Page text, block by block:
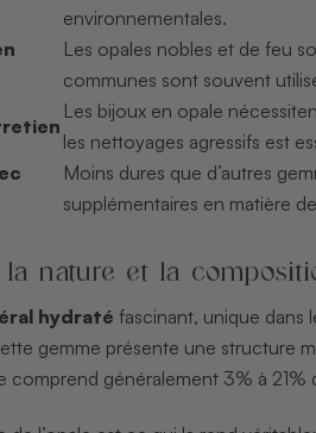
environnementales.
Les opales nobles et de feu
communes sont souvent
Les bijoux en opale
les nettoyages agressifs est
Moins dures que d’autres
supplémentaires en matière
nature et la
hydraté fascinant, unique dans
gemme présente une
comprend généralement 3% à 21%